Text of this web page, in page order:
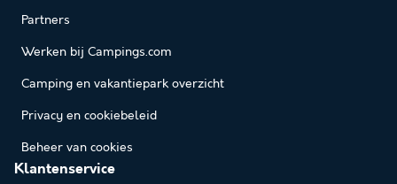
Partners
Werken bij Campings.com
Camping en vakantiepark overzicht
Privacy en cookiebeleid
Beheer van cookies
Klantenservice